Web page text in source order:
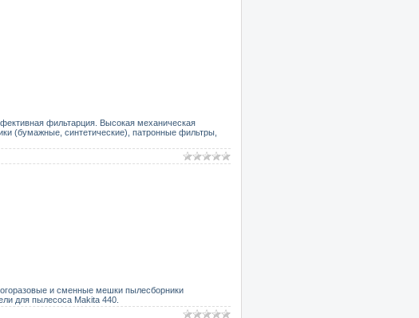
фильтарция. Высокая механическая
(бумажные, синтетические), патронные фильтры,
и сменные мешки пылесборники
для пылесоса Makita 440.